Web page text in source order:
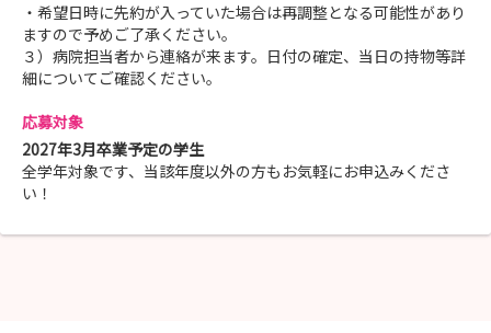
・希望日時に先約が入っていた場合は再調整となる可能性があり
ますので予めご了承ください。
３）病院担当者から連絡が来ます。日付の確定、当日の持物等詳
細についてご確認ください。
応募対象
2027年3月卒業予定の学生
全学年対象です、当該年度以外の方もお気軽にお申込みくださ
い！